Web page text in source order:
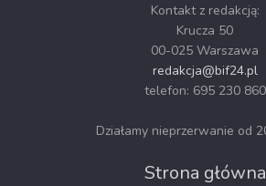
Kontakt z redakcją:
Krucza 50
00-025 Warszawa
redakcja@bif24.pl
telefon: 695 230 860
Działamy nieprzerwanie od
Strona główna